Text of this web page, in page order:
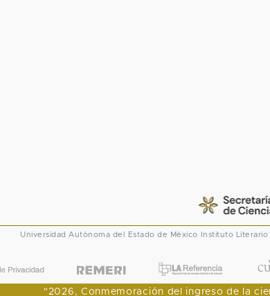
Universidad Autónoma del Estado de México Instituto
"2026, Conmemoración del ingreso de la